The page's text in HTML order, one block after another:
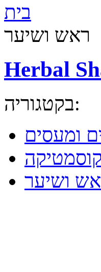
בית
ראש ושיער
Herbal
בקטגוריה:
ומעסים
ושיער